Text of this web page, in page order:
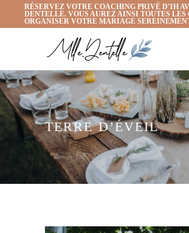
RÉSERVEZ VOTRE COACHING PRIVÉ D'1H
DENTELLE. VOUS AUREZ AINSI TOUTES LES
ORGANISER VOTRE MARIAGE
TERRE D’ÉVEIL